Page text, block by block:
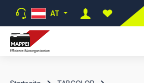
Zum Hauptinhalt springen
AT
Du hast 0